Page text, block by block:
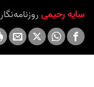
سایه رحیمیروزنامه‌نگار